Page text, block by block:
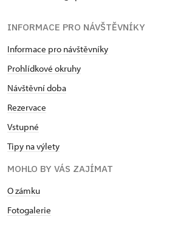
INFORMACE PRO NÁVŠTĚVNÍKY
Informace pro návštěvníky
Prohlídkové okruhy
Návštěvní doba
Rezervace
Vstupné
Tipy na výlety
MOHLO BY VÁS ZAJÍMAT
O zámku
Fotogalerie